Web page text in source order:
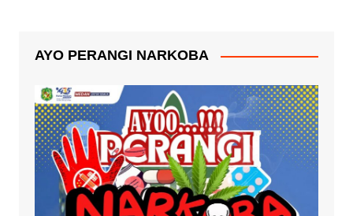
AYO PERANGI NARKOBA